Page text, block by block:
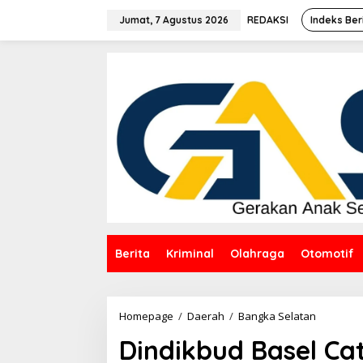
Jumat, 7 Agustus 2026 REDAKSI Indeks
Berita Kriminal Olahraga Otomotif
Homepage / Daerah / Bangka Selatan
Catat
7.039
Dindikbud Basel